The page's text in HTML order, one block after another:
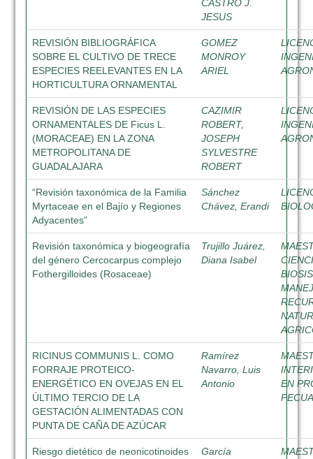
CASTRO J.
JESUS
REVISIÓN BIBLIOGRÁFICA
SOBRE EL CULTIVO DE TRECE
ESPECIES REELEVANTES EN LA
HORTICULTURA ORNAMENTAL
GOMEZ
MONROY
ARIEL
REVISIÓN DE LAS ESPECIES
ORNAMENTALES DE Ficus L.
(MORACEAE) EN LA ZONA
METROPOLITANA DE
GUADALAJARA
CAZIMIR
ROBERT,
JOSEPH
SYLVESTRE
ROBERT
“Revisión taxonómica de la Familia
Myrtaceae en el Bajío y Regiones
Adyacentes”
Sánchez
Chávez, Erandi
Revisión taxonómica y biogeografía
del género Cercocarpus complejo
Fothergilloides (Rosaceae)
Trujillo Juárez,
Diana Isabel
RICINUS COMMUNIS L. COMO
FORRAJE PROTEICO-
ENERGÉTICO EN OVEJAS EN EL
ÚLTIMO TERCIO DE LA
GESTACIÓN ALIMENTADAS CON
PUNTA DE CAÑA DE AZÚCAR
Ramírez
Navarro, Luis
Antonio
EN
Riesgo dietético de neonicotinoides
García